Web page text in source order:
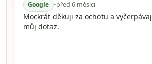
Google •před 6 měsíci
Mockrát děkuji za ochotu a
můj dotaz.